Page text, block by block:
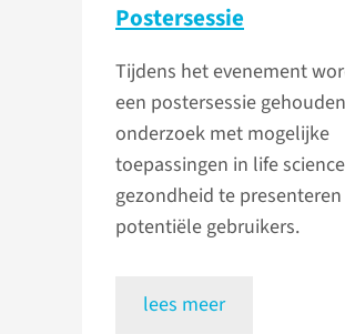
Postersessie
Tijdens het evenement
een postersessie
onderzoek met mogelijke
toepassingen in life
gezondheid te presenteren
potentiële gebruikers.
lees meer